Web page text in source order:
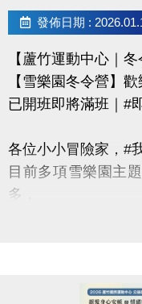
發佈日期 :
【蘆竹運動中心｜
【雪樂園冬令營】
已開班即將滿班｜#
各位小小冒險家，#
目前多項雪樂園主
多，
還有部分課程即將
快跟著「蘆寶」和